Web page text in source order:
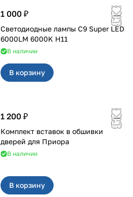
1 000 ₽
Светодиодные лампы C9 Super LED
6000LM 6000K H11
В наличии
В корзину
1 200 ₽
Комплект вставок в обшивки
дверей для Приора
В наличии
В корзину